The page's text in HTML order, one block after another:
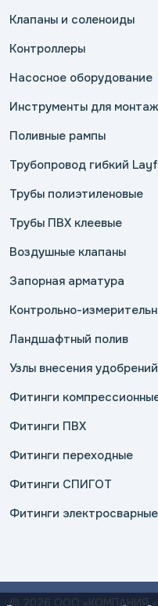
Клапаны и соленоиды
Контроллеры
Насосное оборудование
Инструменты для
Поливные рампы
Трубопровод гибкий
Трубы полиэтиленовые
Трубы ПВХ клеевые
Воздушные клапаны
Запорная арматура
Контрольно-
Ландшафтный полив
Узлы внесения удобрений
Фитинги
Фитинги ПВХ
Фитинги переходные
Фитинги СПИГОТ
Фитинги электросварные
© 2026 ООО «КОМПАНИЯ